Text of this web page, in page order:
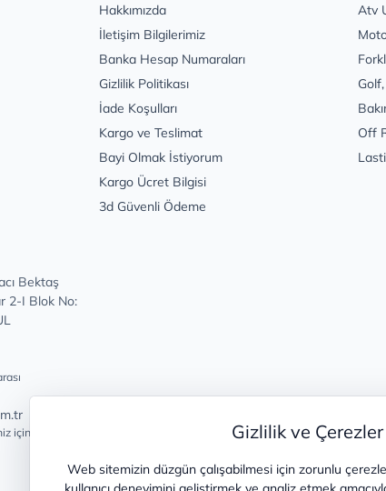
Gizlilik ve
Web sitemizin düzgün çalışabilmesi için zorunlu
Hakkımızda
İletişim Bilgilerimiz
Banka Hesap Numaraları
Gizlilik Politikası
İade Koşulları
Kargo ve Teslimat
Bayi Olmak İstiyorum
Kargo Ücret Bilgisi
3d Güvenli Ödeme
Atv
Off
Bektaş
2-I Blok No:
için